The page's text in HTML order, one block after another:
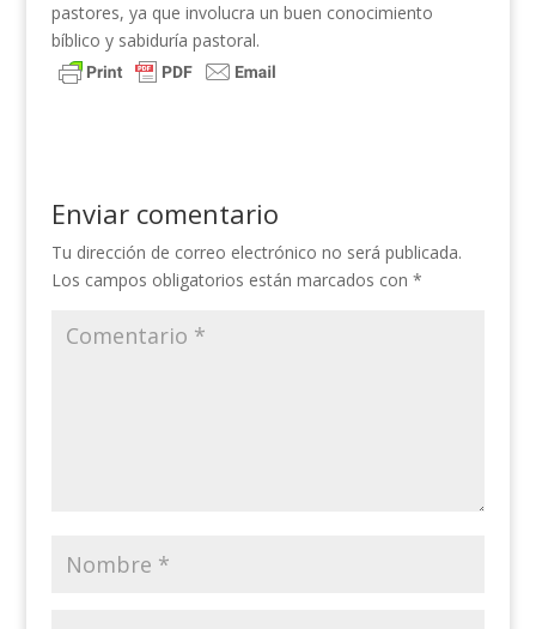
pastores, ya que involucra un buen conocimiento
bíblico y sabiduría pastoral.
Enviar comentario
Tu dirección de correo electrónico no será publicada.
Los campos obligatorios están marcados con *